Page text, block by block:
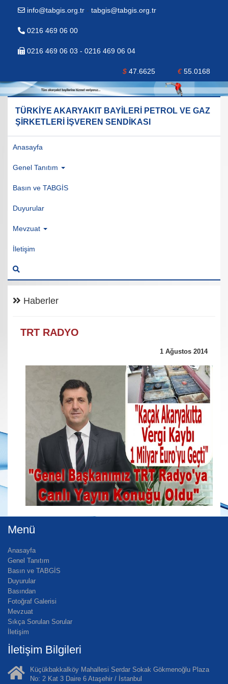
info@tabgis.org.tr - tabgis@tabgis.org.tr
0216 469 06 00
0216 469 06 03 - 0216 469 06 04
$ 47.6625 €55.0168
TÜRKİYE AKARYAKIT BAYİLERİ PETROL VE GAZ
ŞİRKETLERİ İŞVEREN SENDİKASI
Anasayfa
Genel Tanıtım
Basın ve TABGİS
Duyurular
Mevzuat
İletişim
Haberler
TRT RADYO
1 Ağustos 2014
Menü
Anasayfa
Genel Tanıtım
Basın ve TABGİS
Duyurular
Basından
Fotoğraf Galerisi
Mevzuat
Sıkça Sorulan Sorular
İletişim
İletişim Bilgileri
Küçükbakkalköy Mahallesi Serdar Sokak Gökmenoğlu Plaza
No: 2 Kat 3 Daire 6 Ataşehir / İstanbul